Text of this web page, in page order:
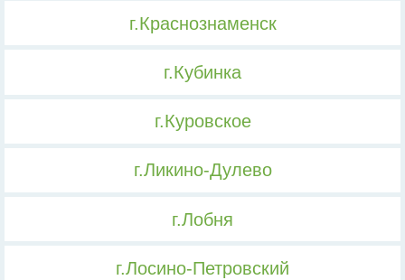
г.Краснознаменск
г.Кубинка
г.Куровское
г.Ликино-Дулево
г.Лобня
г.Лосино-Петровский